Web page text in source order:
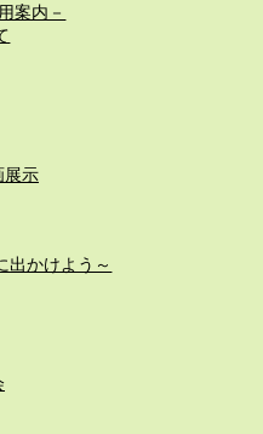
案内－
展示
出かけよう～